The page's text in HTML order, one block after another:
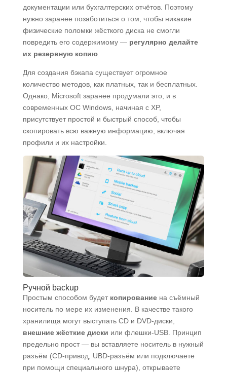
документации или бухгалтерских отчётов. Поэтому
нужно заранее позаботиться о том, чтобы никакие
физические поломки жёсткого диска не смогли
повредить его содержимому — регулярно делайте
их резервную копию.
Для создания бэкапа существует огромное
количество методов, как платных, так и бесплатных.
Однако, Microsoft заранее продумали это, и в
современных ОС Windows, начиная с XP,
присутствует простой и быстрый способ, чтобы
скопировать всю важную информацию, включая
профили и их настройки.
Ручной backup
Простым способом будет копирование на съёмный
носитель по мере их изменения. В качестве такого
хранилища могут выступать CD и DVD-диски,
внешние жёсткие диски или флешки-USB. Принцип
предельно прост — вы вставляете носитель в нужный
разъём (CD-привод, UBD-разъём или подключаете
при помощи специального шнура), открываете